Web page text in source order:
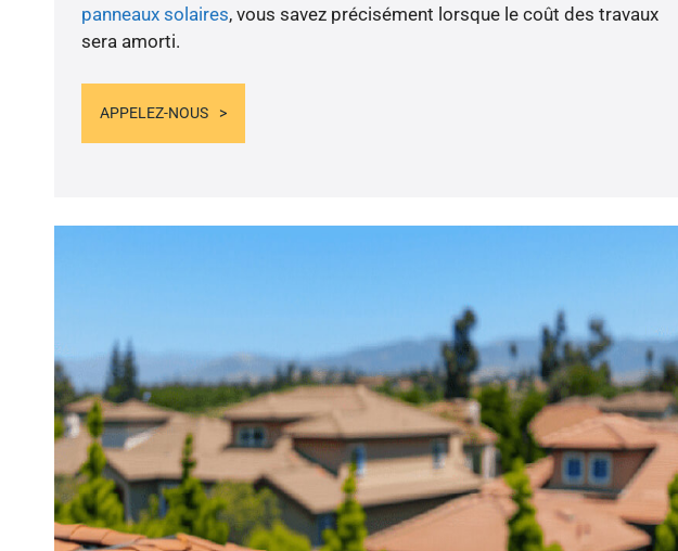
panneaux solaires, vous savez précisément lorsque le coût des travaux
sera amorti.
APPELEZ-NOUS